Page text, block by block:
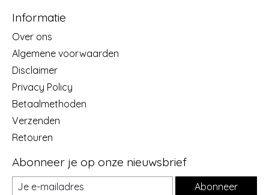
Informatie
Over ons
Algemene voorwaarden
Disclaimer
Privacy Policy
Betaalmethoden
Verzenden
Retouren
Abonneer je op onze nieuwsbrief
Abonneer